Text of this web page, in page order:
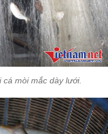
mòi mắc dày lưới.